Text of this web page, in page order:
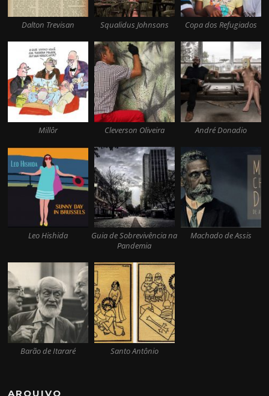
Dalton Trevisan Squalidus Johnsons Copa dos Refugiados
Millôr Cleverson Oliveira André Donadio
Leo Hishida
Guia de Sobrevivência na
Pandemia
Machado de Assis
Barão de Itararé Santo Antônio
ARQUIVO